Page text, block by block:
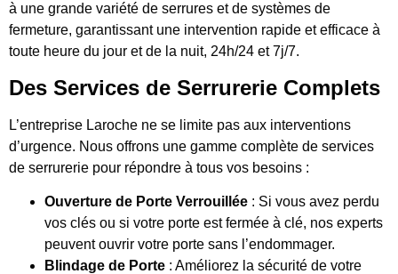
à une grande variété de serrures et de systèmes de
fermeture, garantissant une intervention rapide et efficace à
toute heure du jour et de la nuit, 24h/24 et 7j/7.
Des Services de Serrurerie Complets
L’entreprise Laroche ne se limite pas aux interventions
d’urgence. Nous offrons une gamme complète de services
de serrurerie pour répondre à tous vos besoins :
Ouverture de Porte Verrouillée : Si vous avez perdu
vos clés ou si votre porte est fermée à clé, nos experts
peuvent ouvrir votre porte sans l’endommager.
Blindage de Porte : Améliorez la sécurité de votre